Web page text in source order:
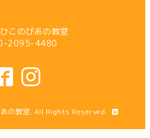
このぴあの教室
2095-4480
の教室. All Rights Reserved.